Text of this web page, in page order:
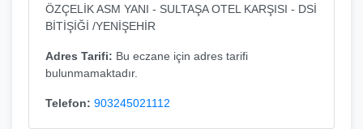
ÖZÇELİK ASM YANI - SULTAŞA OTEL KARŞISI - DSİ
BİTİŞİĞİ /YENİŞEHİR
Adres Tarifi: Bu eczane için adres tarifi
bulunmamaktadır.
Telefon: 903245021112